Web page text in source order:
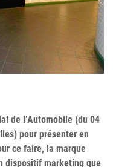
de l’Automobile (du 04
pour présenter en
ce faire, la marque
dispositif marketing que